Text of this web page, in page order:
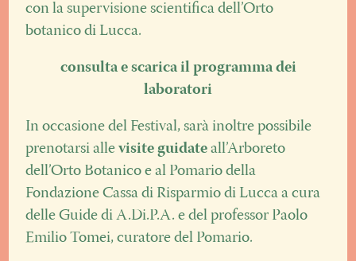
con la supervisione scientifica dell’Orto
botanico di Lucca.
consulta e scarica il programma dei
laboratori
In occasione del Festival, sarà inoltre possibile
prenotarsi alle visite guidate all’Arboreto
dell’Orto Botanico e al Pomario della
Fondazione Cassa di Risparmio di Lucca a cura
delle Guide di A.Di.P.A. e del professor Paolo
Emilio Tomei, curatore del Pomario.